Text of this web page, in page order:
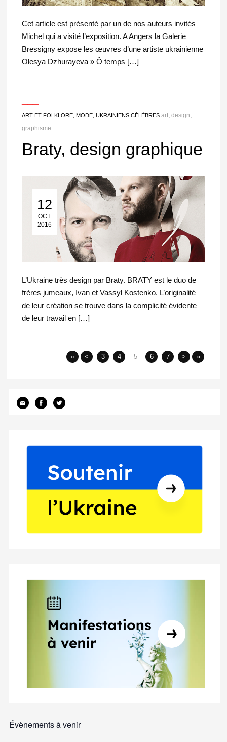
Cet article est présenté par un de nos auteurs invités
Michel qui a visité l’exposition. A Angers la Galerie
Bressigny expose les œuvres d’une artiste ukrainienne
Olesya Dzhurayeva » Ô temps […]
ART ET FOLKLORE, MODE, UKRAINIENS CÉLÈBRES art, design
graphisme
Braty, design graphique
12
OCT
2016
12 Oct 2016
L’Ukraine très design par Braty. BRATY est le duo de
frères jumeaux, Ivan et Vassyl Kostenko. L’originalité
de leur création se trouve dans la complicité évidente
de leur travail en […]
« < 3 4 5 6 7 > »
Évènements à venir